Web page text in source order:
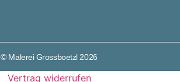
© Malerei Grossboetzl 2026
Vertrag widerrufen